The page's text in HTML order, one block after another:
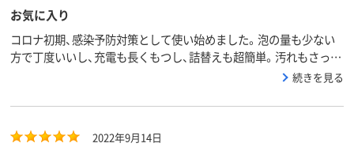
お気に入り
コロナ初期、感染予防対策として使い始めました。泡の量も少ない
方で丁度いいし、充電も長くもつし、詰替えも超簡単。汚れもさっと
続きを見る
2022年9月14日